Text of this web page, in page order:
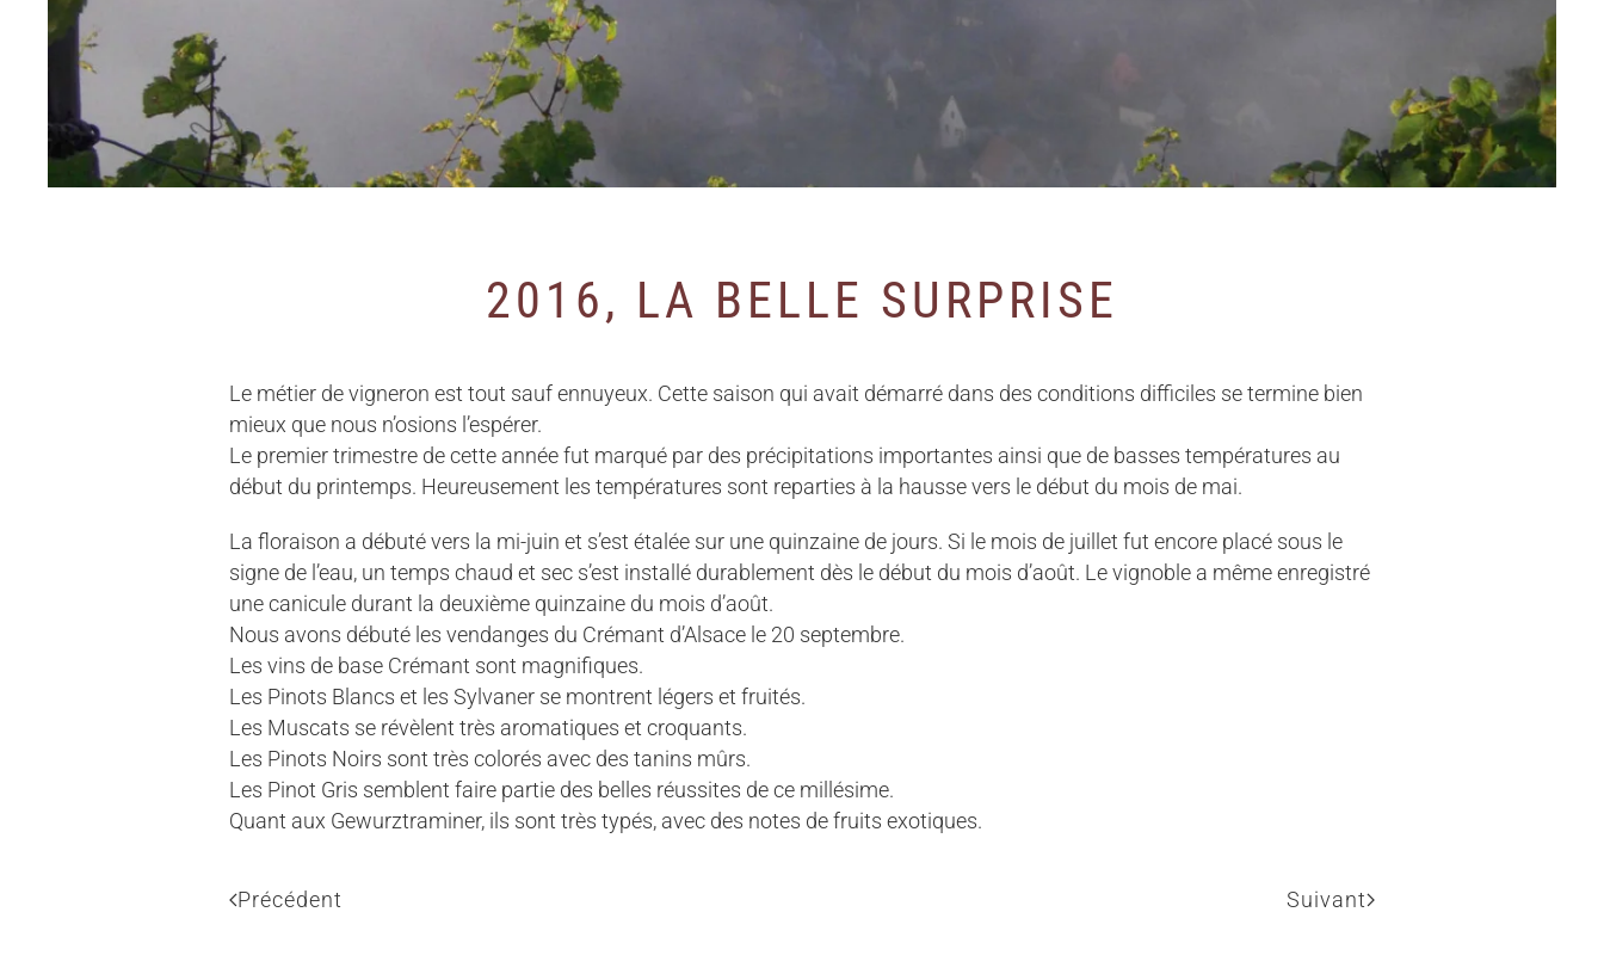
2016, LA BELLE SURPRISE
Le métier de vigneron est tout sauf ennuyeux. Cette saison qui avait démarré dans des conditions difficiles se termine bien
mieux que nous n’osions l’espérer.
Le premier trimestre de cette année fut marqué par des précipitations importantes ainsi que de basses températures au
début du printemps. Heureusement les températures sont reparties à la hausse vers le début du mois de mai.
La floraison a débuté vers la mi-juin et s’est étalée sur une quinzaine de jours. Si le mois de juillet fut encore placé sous le
signe de l’eau, un temps chaud et sec s’est installé durablement dès le début du mois d’août. Le vignoble a même enregistré
une canicule durant la deuxième quinzaine du mois d’août.
Nous avons débuté les vendanges du Crémant d’Alsace le 20 septembre.
Les vins de base Crémant sont magnifiques.
Les Pinots Blancs et les Sylvaner se montrent légers et fruités.
Les Muscats se révèlent très aromatiques et croquants.
Les Pinots Noirs sont très colorés avec des tanins mûrs.
Les Pinot Gris semblent faire partie des belles réussites de ce millésime.
Quant aux Gewurztraminer, ils sont très typés, avec des notes de fruits exotiques.
Précédent Suivant